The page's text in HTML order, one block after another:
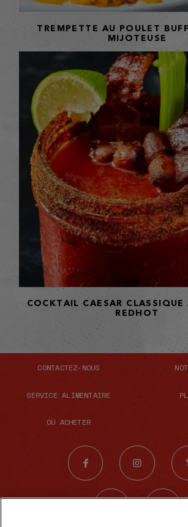
TREMPETTE AU POULET
MIJOTEUSE
COCKTAIL CAESAR CLASSIQUE
REDHOT
CONTACTEZ-NOUS
SERVICE ALIMENTAIRE
OÙ ACHETER